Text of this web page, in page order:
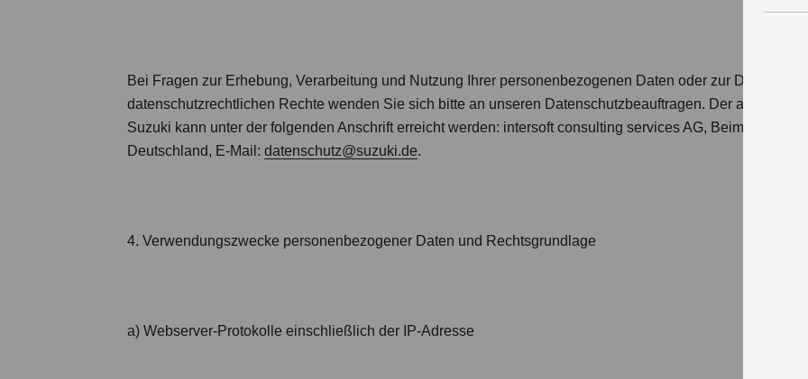
Bei Fragen zur Erhebung, Verarbeitung und Nutzung Ihrer personenbezogenen Daten oder zur
datenschutzrechtlichen Rechte wenden Sie sich bitte an unseren Datenschutzbeauftragen. Der aktuelle
Suzuki kann unter der folgenden Anschrift erreicht werden: intersoft consulting services AG, Beim
Deutschland, E-Mail:datenschutz@suzuki.de.
4. Verwendungszwecke personenbezogener Daten und Rechtsgrundlage
a) Webserver-Protokolle einschließlich der IP-Adresse